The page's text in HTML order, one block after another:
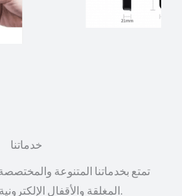
خدماتنا
تمتع بخدماتنا المتنوعة